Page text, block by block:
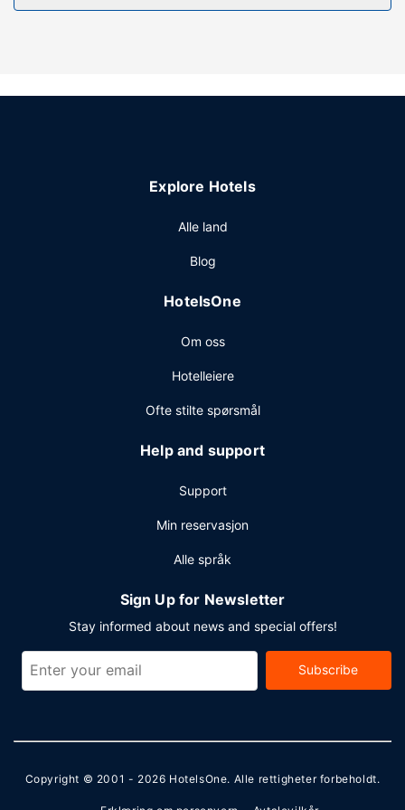
Gjester har tilgang til blant annet renseri-/vaskeritjenester,
tilbys ubetjent parkering (inkludert) på stedet.
Explore Hotels
Alle land
Blog
HotelsOne
Om oss
Hotelleiere
Ofte stilte spørsmål
Help and support
Support
Min reservasjon
Alle språk
Sign Up for Newsletter
Stay informed about news and special offers!
Subscribe
Copyright © 2001 - 2026 HotelsOne. Alle rettigheter forbeholdt.